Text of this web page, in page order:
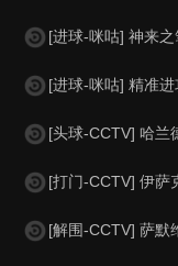
[进球-咪咕] 神来之笔
[进球-咪咕] 精准进攻
[头球-CCTV] 哈兰
[打门-CCTV] 伊萨
[解围-CCTV] 萨默